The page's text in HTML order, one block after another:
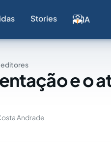
Stories IA
editores
e o
Andrade